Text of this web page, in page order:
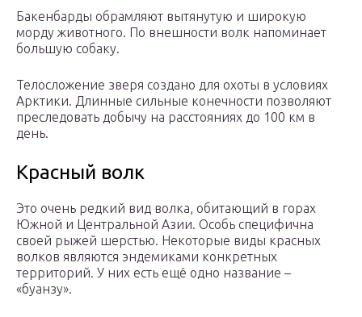
Бакенбарды обрамляют вытянутую и широкую
морду животного. По внешности волк напоминает
большую собаку.
Телосложение зверя создано для охоты в условиях
Арктики. Длинные сильные конечности позволяют
преследовать добычу на расстояниях до 100 км в
день.
Красный волк
Это очень редкий вид волка, обитающий в горах
Южной и Центральной Азии. Особь специфична
своей рыжей шерстью. Некоторые виды красных
волков являются эндемиками конкретных
территорий. У них есть ещё одно название –
«буанзу».